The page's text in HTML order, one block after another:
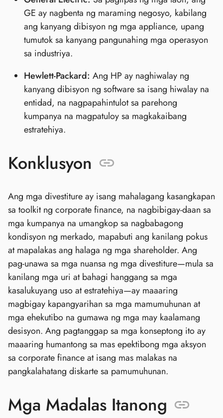
GE ay nagbenta ng maraming negosyo, kabilang
ang kanyang dibisyon ng mga appliance, upang
tumutok sa kanyang pangunahing mga operasyon
sa industriya.
Hewlett-Packard: Ang HP ay naghiwalay ng
kanyang dibisyon ng software sa isang hiwalay na
entidad, na nagpapahintulot sa parehong
kumpanya na magpatuloy sa magkakaibang
estratehiya.
Konklusyon
Ang mga divestiture ay isang mahalagang kasangkapan
sa toolkit ng corporate finance, na nagbibigay-daan sa
mga kumpanya na umangkop sa nagbabagong
kondisyon ng merkado, mapabuti ang kanilang pokus
at mapalakas ang halaga ng mga shareholder. Ang
pag-unawa sa mga nuansa ng mga divestiture—mula sa
kanilang mga uri at bahagi hanggang sa mga
kasalukuyang uso at estratehiya—ay maaaring
magbigay kapangyarihan sa mga mamumuhunan at
mga ehekutibo na gumawa ng mga may kaalamang
desisyon. Ang pagtanggap sa mga konseptong ito ay
maaaring humantong sa mas epektibong mga aksyon
sa corporate finance at isang mas malakas na
pangkalahatang diskarte sa pamumuhunan.
Mga Madalas Itanong